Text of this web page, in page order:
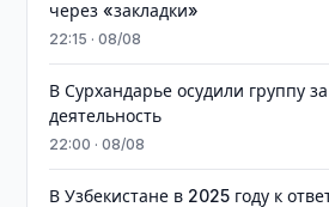
через «закладки»
22:15 · 08/08
В Сурхандарье осудили группу
деятельность
22:00 · 08/08
В Узбекистане в 2025 году к